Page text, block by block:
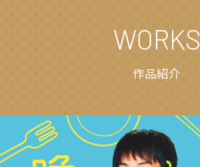
WORKS
作品紹介